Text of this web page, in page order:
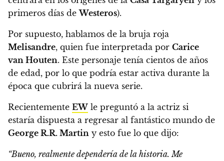
primeros días deWesteros).
Por supuesto, hablamos de la bruja roja
Melisandre, quien fue interpretada por Carice
van Houten. Este personaje tenía cientos de años
de edad, por lo que podría estar activa durante la
época que cubrirá la nueva serie.
Recientemente EW le preguntó a la actriz si
estaría dispuesta a regresar al fantástico mundo de
George R.R. Martin y esto fue lo que dijo:
“Bueno, realmente dependería de la historia.Me